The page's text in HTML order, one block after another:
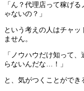
「ん？代理店って稼げ
ゃないの？」
という考えの人はチャ
ません。
「ノウハウだけ知って
らないんだな…！」
と、気がつくことができ